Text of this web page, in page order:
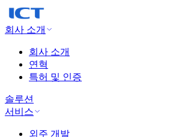
회사 소개
회사 소개
연혁
특허 및 인증
솔루션
서비스
외주 개발